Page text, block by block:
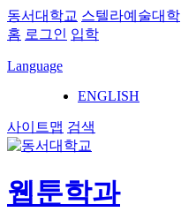
동서대학교 스텔라예술대학
홈 로그인 입학
Language
ENGLISH
사이트맵 검색
웹툰학과